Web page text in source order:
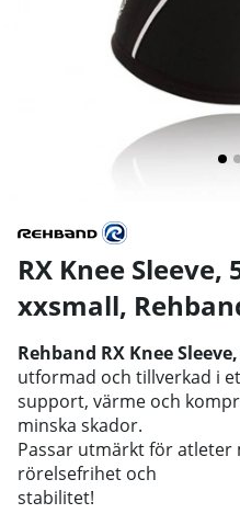
RX Knee
xxsmall,
Rehband RX Knee
utformad och tillverkad i
support, värme och
minska skador.
Passar utmärkt för atleter
rörelsefrihet och
stabilitet!